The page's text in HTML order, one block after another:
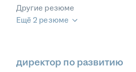
Другие резюме
Ещё 2 резюме
директор по развитию